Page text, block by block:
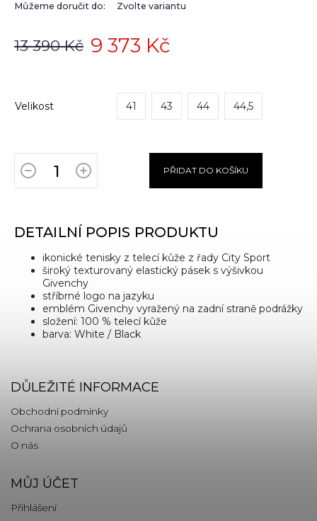
Velikost 41 43 44 44,5
13 390 Kč 9 373 Kč
Můžeme doručit do: Zvolte variantu
PŘIDAT DO KOŠÍKU
DETAILNÍ POPIS PRODUKTU
ikonické tenisky z telecí kůže z řady City Sport
široký texturovaný elastický pásek s výšivkou
Givenchy
stříbrné logo na jazyku
emblém Givenchy vyražený na zadní straně podrážky
složení: 100 % telecí kůže
barva: White / Black
DŮLEŽITÉ INFORMACE
Obchodní podmínky
Ochrana osobních údajů
O nás
MŮJ ÚČET
Přihlášení